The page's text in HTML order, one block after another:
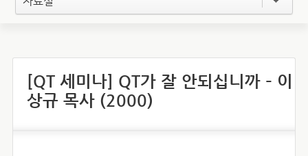
[QT 세미나] QT가 잘 안되십니까 – 이
상규 목사 (2000)